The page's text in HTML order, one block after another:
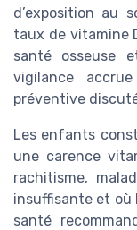
d’exposition au
taux de vitamine
santé osseuse
vigilance
préventive
Les enfants
une carence
rachitisme,
insuffisante et où
santé